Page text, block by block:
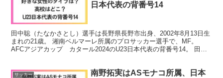
日本代表の背番号14
田中聡（たなかさとし）選手は長野県長野市出身、2002年8月13日生
まれの21歳。 湘南ベルマーレ所属のプロサッカー選手で、MF。
AFCアジアカップ カタール2024のU23日本代表の背番号14。 田中
サッカー
南野拓実はASモナコ所属、日本